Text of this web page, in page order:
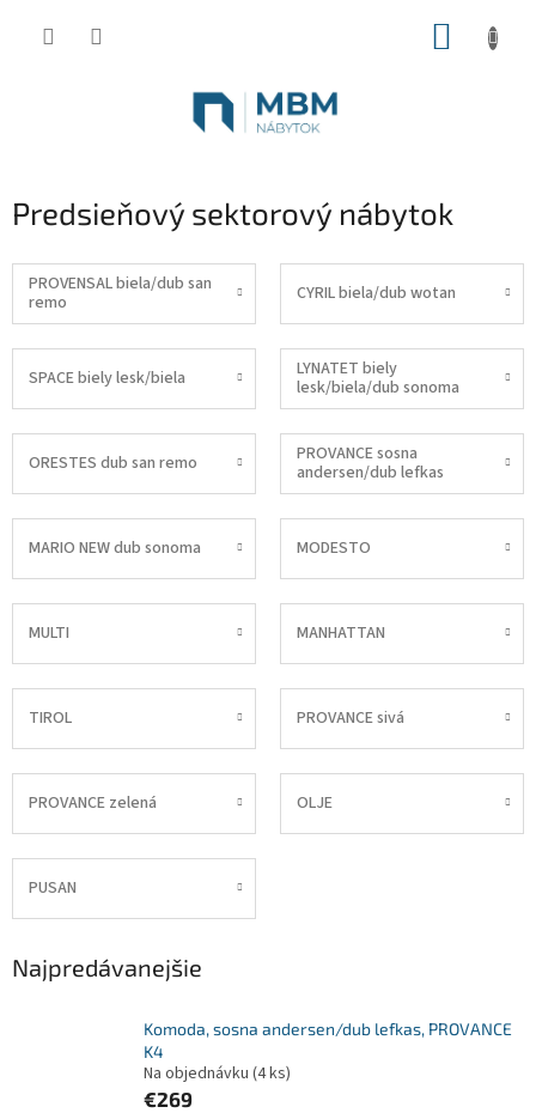
Predsieňový sektorový nábytok
PROVENSAL biela/dub san
remo
CYRIL biela/dub wotan
SPACE biely lesk/biela
LYNATET biely
lesk/biela/dub sonoma
ORESTES dub san remo
PROVANCE sosna
andersen/dub lefkas
MARIO NEW dub sonoma MODESTO
MULTI MANHATTAN
TIROL PROVANCE sivá
PROVANCE zelená OLJE
PUSAN
Najpredávanejšie
Komoda, sosna andersen/dub lefkas, PROVANCE
K4
Na objednávku (4 ks)
€269